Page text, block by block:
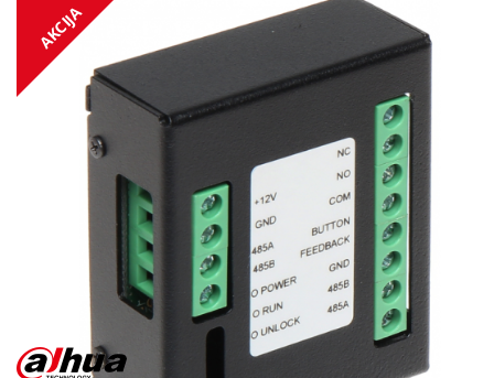
AKCIJA